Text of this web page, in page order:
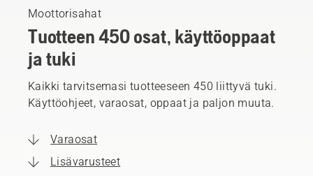
Moottorisahat
Tuotteen 450 osat, käyttöoppaat
ja tuki
Kaikki tarvitsemasi tuotteeseen 450 liittyvä tuki.
Käyttöohjeet, varaosat, oppaat ja paljon muuta.
Varaosat
Lisävarusteet